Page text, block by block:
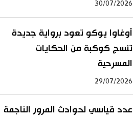
30/07/2026
أوغاوا يوكو تعود برواية جديدة
تنسج كوكبة من الحكايات
المسرحية
29/07/2026
عدد قياسي لحوادث المرور الناجمة